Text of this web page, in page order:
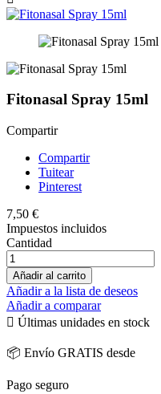
Fitonasal Spray 15ml
Compartir
Compartir
Tuitear
Pinterest
7,50 €
Impuestos incluidos
Cantidad
Añadir al carrito
Añadir a la lista de deseos
Añadir a comparar
 Últimas unidades en stock
📦 Envío GRATIS desde
Pago seguro